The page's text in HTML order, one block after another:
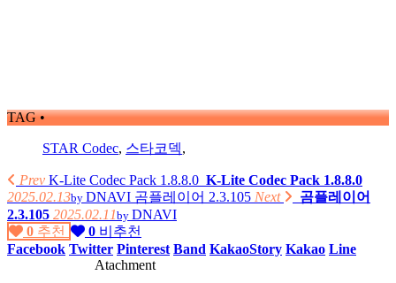
TAG •
STAR Codec, 스타코덱,
Prev K-Lite Codec Pack 1.8.8.0 K-Lite Codec Pack 1.8.8.0
2025.02.13by DNAVI 곰플레이어 2.3.105 Next
곰플레이어
2.3.105 2025.02.11by DNAVI
0 추천 0 비추천
Facebook Twitter Pinterest Band KakaoStory Kakao Line
Atachment